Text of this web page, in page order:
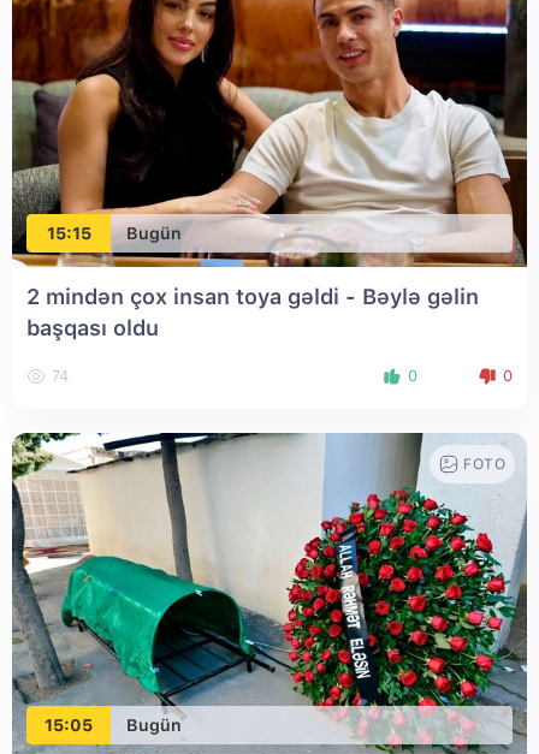
15:15 Bugün
2 mindən çox insan toya gəldi - Bəylə gəlin
başqası oldu
74 0 0
15:05 Bugün
FOTO